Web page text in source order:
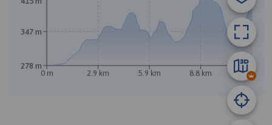
0 m 2.9 km 5.9 km 8.8 km 11 km
278 m
347 m